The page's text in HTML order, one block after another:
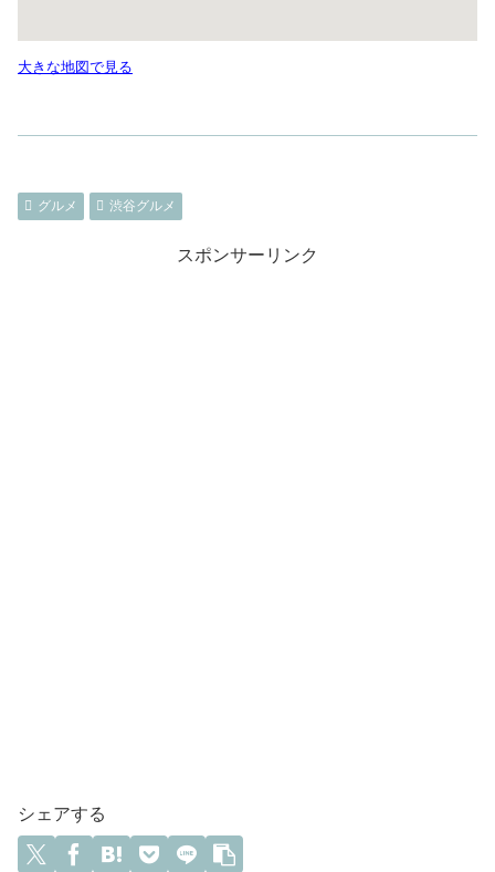
大きな地図で見る
グルメ 渋谷グルメ
スポンサーリンク
シェアする